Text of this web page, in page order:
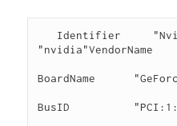
"nvidia"VendorName
BoardName
BusID